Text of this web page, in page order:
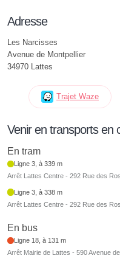
Adresse
Les Narcisses
Avenue de Montpellier
34970 Lattes
Trajet Waze
Venir en transports en
En tram
Ligne 3, à 339 m
Arrêt Lattes Centre - 292 Rue des
Ligne 3, à 338 m
Arrêt Lattes Centre - 292 Rue des
En bus
Ligne 18, à 131 m
Arrêt Mairie de Lattes - 590 Avenue